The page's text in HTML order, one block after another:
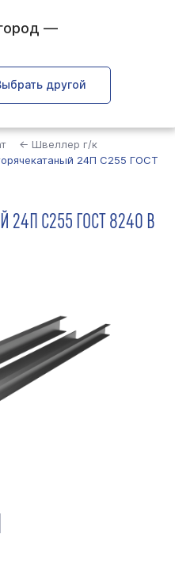
—
другой
← Швеллер г/к
24П С255 ГОСТ
С255 ГОСТ 8240 В